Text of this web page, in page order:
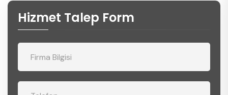
Hizmet Talep Form